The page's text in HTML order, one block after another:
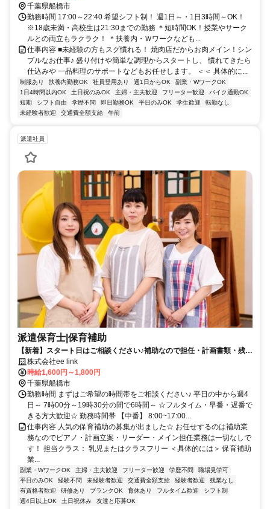
徒歩8分/車通勤OK！
千葉県船橋市
勤務時間 17:00～22:40 希望シフト制！ 週1日～・1日3時間～OK！
※18歳未満・高校生は21:30までの勤務 ＊短時間OK！授業やサーク
ルとの両立もラクラク！ ＊扶養内・Ｗワークなども...
仕事内容 ■未経験の方もスグ慣れる！ 焼肉店だからお肉メイン！シン
プルなお仕事♪ 盛り付けや簡単な調理からスタートし、 慣れてきたら
仕込みや 一品料理のサポートなどもお任せします。 ＜＜ 具体的に...
制服あり 扶養内勤務OK 社員登用あり 週1日からOK
副業・WワークOK
1日4時間以内OK
土日祝のみOK 主婦・主夫歓迎 フリーター歓迎
バイク通勤OK
短期
シフト自由 学歴不問 即日勤務OK 平日のみOK 学生歓迎
転勤なし
未経験者歓迎
交通費全額支給 午前
派遣社員
派遣保育士|保育補助
【新着】スタート日はご相談ください♪補助なので担任・計画書類・残業
は一切なし☆
株式会社ee link
時給1,600円～1,800円
千葉県船橋市
勤務時間 まずはご希望の時間帯をご相談ください♪ 平日の中から週4
日～ 7時00分～19時30分の間で6時間～ ☆フルタイム・早番・遅番で
きる方大歓迎☆ 勤務時間帯 【中番】 8:00~17:00...
仕事内容 人気の保育補助の募集が出ました☆ お任せするのは補助業
務なのでピアノ・計画立案・リーダー・メイン担任業務は一切なしで
す！ 担当クラス： 乳児またはクラスフリー ＜具体的には＞ 保育補助
業...
副業・WワークOK 主婦・主夫歓迎 フリーター歓迎 学歴不問
職場見学可
平日のみOK
経験不問 未経験者歓迎 交通費全額支給 経験者歓迎
残業なし
有資格者歓迎
研修あり ブランクOK 育休あり フルタイム歓迎
シフト制
週4日以上OK
土日祝休み 友達と応募OK